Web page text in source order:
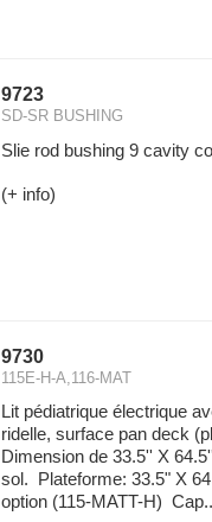
9723
SD-SR BUSHING
Slie rod bushing 9 cavity
(+ info)
9730
115E-H-A,116-MAT
Lit pédiatrique électrique
ridelle, surface pan deck
Dimension de 33.5'' X
sol. Plateforme: 33.5" X
option (115-MATT-H)